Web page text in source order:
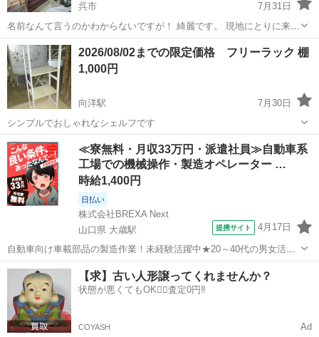
呉市
7月31日
名前なんて言うのかわからないですが！ 綺麗です。 現地にとりに来れ
る方のみお願いします。
広島 呉市
2026/08/02までの限定価格 フリーラック 棚
1,000円
向洋駅
7月30日
シンプルでおしゃれなシェルフです
広島 広島市 向洋駅 収納家具 ラック
≪寮無料・月収33万円・派遣社員≫自動車系
工場での機械操作・製造オペレーター …
時給1,400円
日払い
株式会社BREXA Next
山口県 大歳駅
提携サイト 4月17日
自動車向け車載部品の製造作業！未経験活躍中★20～40代の男女活躍
中！友達同士での応募OK！備品付きワンルーム寮費無料！赴任旅費会
社負担！生活支援物資事前対応可◎格安食堂利用可！年間休日135日
♪《山口県山口市》 人気の工...
山口 山口市 大歳駅 その他
【求】古い人形譲ってくれませんか？
状態が悪くてもOK🙆‍♀️査定0円‼️
COYASH Ad